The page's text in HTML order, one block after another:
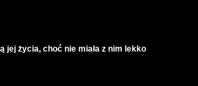
jej życia, choć nie miała z nim lekko